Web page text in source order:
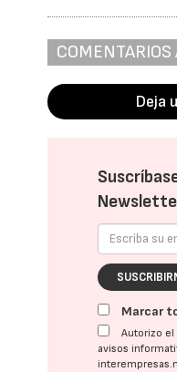
Deja
Marcar
Autorizo
avisos